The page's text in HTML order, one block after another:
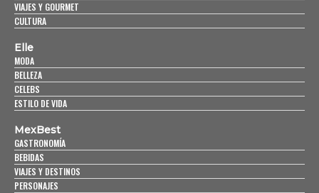
VIAJES Y GOURMET
CULTURA
Elle
MODA
BELLEZA
CELEBS
ESTILO DE VIDA
MexBest
GASTRONOMÍA
BEBIDAS
VIAJES Y DESTINOS
PERSONAJES